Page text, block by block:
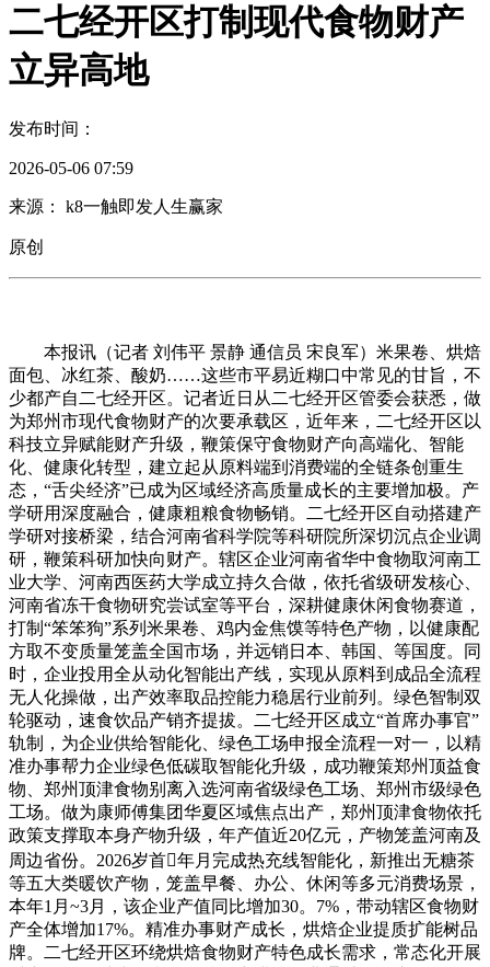
二七经开区打制现代食物财产
立异高地
发布时间：
2026-05-06 07:59
来源： k8一触即发人生赢家
原创
本报讯（记者 刘伟平 景静 通信员 宋良军）米果卷、烘焙
面包、冰红茶、酸奶……这些市平易近糊口中常见的甘旨，不
少都产自二七经开区。记者近日从二七经开区管委会获悉，做
为郑州市现代食物财产的次要承载区，近年来，二七经开区以
科技立异赋能财产升级，鞭策保守食物财产向高端化、智能
化、健康化转型，建立起从原料端到消费端的全链条创重生
态，“舌尖经济”已成为区域经济高质量成长的主要增加极。产
学研用深度融合，健康粗粮食物畅销。二七经开区自动搭建产
学研对接桥梁，结合河南省科学院等科研院所深切沉点企业调
研，鞭策科研加快向财产。辖区企业河南省华中食物取河南工
业大学、河南西医药大学成立持久合做，依托省级研发核心、
河南省冻干食物研究尝试室等平台，深耕健康休闲食物赛道，
打制“笨笨狗”系列米果卷、鸡内金焦馍等特色产物，以健康配
方取不变质量笼盖全国市场，并远销日本、韩国、等国度。同
时，企业投用全从动化智能出产线，实现从原料到成品全流程
无人化操做，出产效率取品控能力稳居行业前列。绿色智制双
轮驱动，速食饮品产销齐提拔。二七经开区成立“首席办事官”
轨制，为企业供给智能化、绿色工场申报全流程一对一，以精
准办事帮力企业绿色低碳取智能化升级，成功鞭策郑州顶益食
物、郑州顶津食物别离入选河南省级绿色工场、郑州市级绿色
工场。做为康师傅集团华夏区域焦点出产，郑州顶津食物依托
政策支撑取本身产物升级，年产值近20亿元，产物笼盖河南及
周边省份。2026岁首年月完成热充线智能化，新推出无糖茶
等五大类暖饮产物，笼盖早餐、办公、休闲等多元消费场景，
本年1月~3月，该企业产值同比增加30。7%，带动辖区食物财
产全体增加17%。精准办事财产成长，烘焙企业提质扩能树品
牌。二七经开区环绕烘焙食物财产特色成长需求，常态化开展